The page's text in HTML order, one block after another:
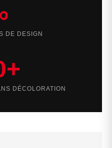
DE DESIGN
DÉCOLORATION